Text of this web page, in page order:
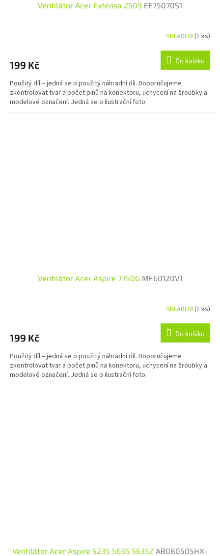
Ventilátor Acer Extensa 2509 EF75070S1
SKLADEM (1 ks)
199 Kč Do košíku
Použitý díl – jedná se o použitý náhradní díl. Doporučujeme
zkontrolovat tvar a počet pinů na konektoru, uchycení na šroubky a
modelové označení. Jedná se o ilustrační foto.
Ventilátor Acer Aspire 7750G MF60120V1
SKLADEM (1 ks)
199 Kč Do košíku
Použitý díl – jedná se o použitý náhradní díl. Doporučujeme
zkontrolovat tvar a počet pinů na konektoru, uchycení na šroubky a
modelové označení. Jedná se o ilustrační foto.
Ventilátor Acer Aspire 5235 5635 5635Z AB080505HX-